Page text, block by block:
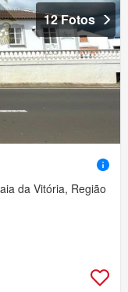
12 Fotos
da Vitória, Região